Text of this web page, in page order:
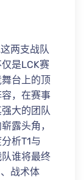
两支战队
是LCK赛
台上的顶
，在赛事
大的团队
露头角，
析T1与
谁将最终
战术体